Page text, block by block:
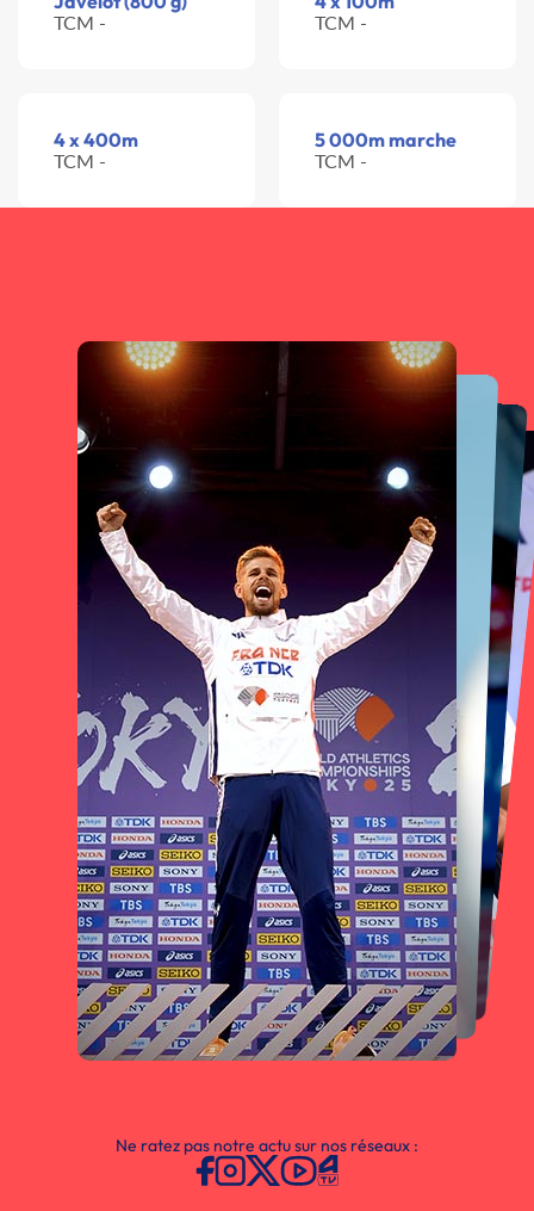
TCM - TCM -
4 x 400m
TCM -
5 000m marche
TCM -
Ne ratez pas notre actu sur nos réseaux :